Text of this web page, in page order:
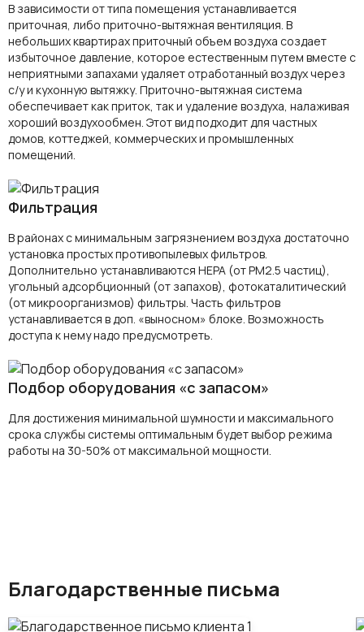
В зависимости от типа помещения устанавливается
приточная, либо приточно-вытяжная вентиляция. В
небольших квартирах приточный объем воздуха создает
избыточное давление, которое естественным путем вместе с
неприятными запахами удаляет отработанный воздух через
с/у и кухонную вытяжку. Приточно-вытяжная система
обеспечивает как приток, так и удаление воздуха, налаживая
хороший воздухообмен. Этот вид подходит для частных
домов, коттеджей, коммерческих и промышленных
помещений.
Фильтрация
В районах с минимальным загрязнением воздуха достаточно
установка простых противопылевых фильтров.
Дополнительно устанавливаются HEPA (от PM2.5 частиц),
угольный адсорбционный (от запахов), фотокаталитический
(от микроорганизмов) фильтры. Часть фильтров
устанавливается в доп. «выносном» блоке. Возможность
доступа к нему надо предусмотреть.
Подбор оборудования «с запасом»
Для достижения минимальной шумности и максимального
срока службы системы оптимальным будет выбор режима
работы на 30-50% от максимальной мощности.
Благодарственные письма